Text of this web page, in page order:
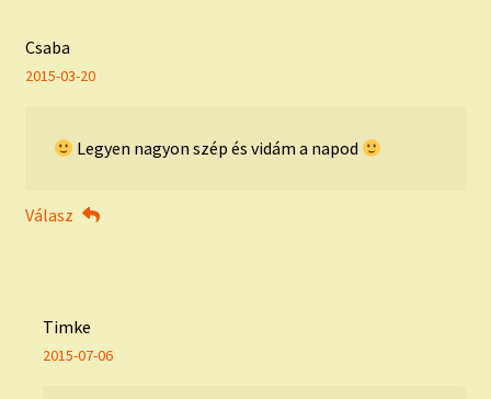
Csaba
2015-03-20
Legyen nagyon szép és vidám a napod
Válasz
Timke
2015-07-06